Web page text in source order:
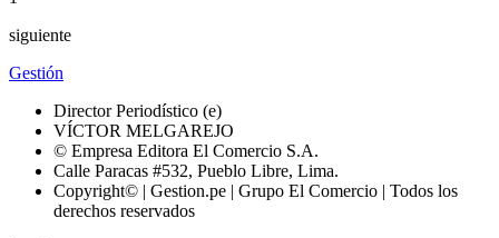
siguiente
Gestión
Director Periodístico (e)
VÍCTOR MELGAREJO
© Empresa Editora El Comercio S.A.
Calle Paracas #532, Pueblo Libre, Lima.
Copyright© | Gestion.pe | Grupo El Comercio | Todos los
derechos reservados